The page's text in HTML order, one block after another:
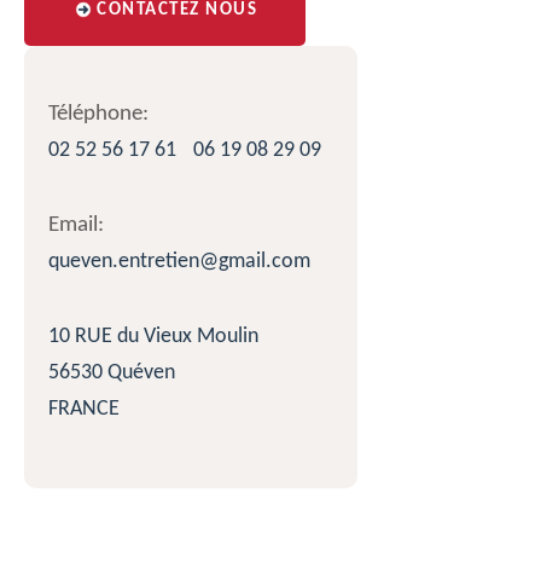
CONTACTEZ NOUS
Téléphone:
02 52 56 17 61
06 19 08 29 09
Email:
queven.entretien@gmail.com
10 RUE du Vieux Moulin
56530 Quéven
FRANCE